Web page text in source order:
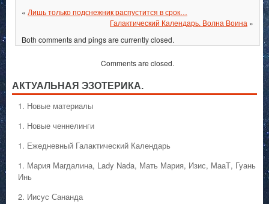
« Лишь только подснежник распустится в срок…
Галактический Календарь. Волна Воина »
Both comments and pings are currently closed.
Comments are closed.
АКТУАЛЬНАЯ ЭЗОТЕРИКА.
1. Hовые материалы
1. Hовые ченнелинги
1. Ежедневный Галактический Календарь
1. Мария Магдалина, Lady Nada, Мать Мария, Изис, МааТ, Гуань
Инь
2. Иисус Сананда